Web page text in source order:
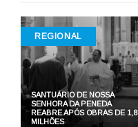
REGIONAL
SANTUÁRIO DE NOSSA
SENHORA DA PENEDA
REABRE APÓS OBRAS DE 1,8
MILHÕES